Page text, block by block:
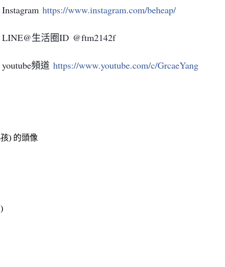
Instagram https://www.instagram.com/beheap/
LINE@生活圈ID @ftm2142f
youtube頻道 https://www.youtube.com/c/GrcaeYang
)